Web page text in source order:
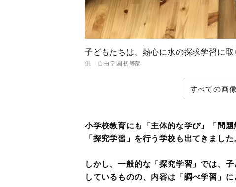
子どもたちは、熱心に水の探求学習
供 自由学園初等部
すべての画
小学校教育にも「主体的な学び」「問
「探究学習」を行う学校も出てきました。
しかし、一般的な「探究学習」では、
しているものの、内容は「調べ学習」